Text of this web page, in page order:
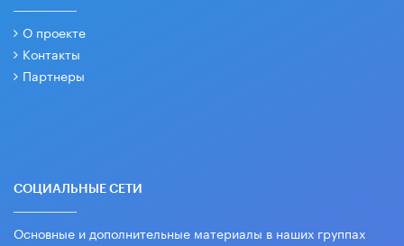
О проекте
Контакты
Партнеры
СОЦИАЛЬНЫЕ СЕТИ
Основные и дополнительные материалы в наших группах